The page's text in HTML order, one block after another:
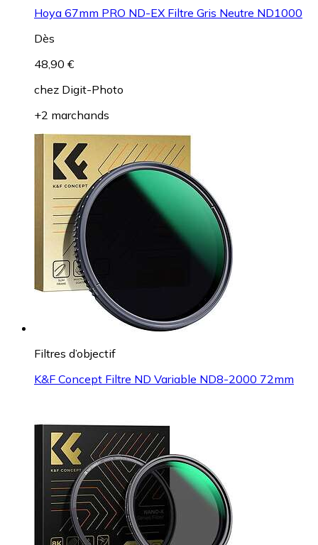
Hoya 67mm PRO ND-EX Filtre Gris Neutre ND1000
Dès
48,90 €
chez Digit-Photo
+2 marchands
Filtres d’objectif
K&F Concept Filtre ND Variable ND8-2000 72mm